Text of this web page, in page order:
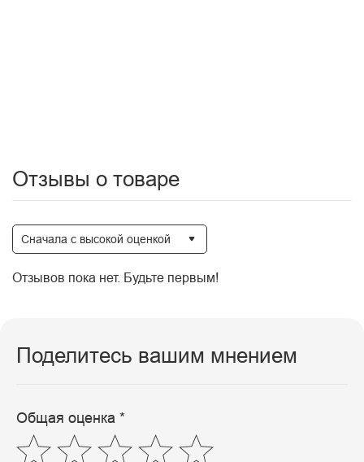
Отзывы о товаре
Сначала с высокой оценкой
Отзывов пока нет. Будьте первым!
Поделитесь вашим мнением
Общая оценка *